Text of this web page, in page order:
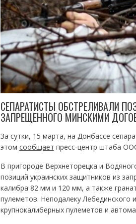
СЕПАРАТИСТЫ ОБСТРЕЛИВАЛИ
ЗАПРЕЩЕННОГО МИНСКИМИ
За сутки, 15 марта, на Донбассе
этом сообщает пресс-центр штаба
В пригороде Верхнеторецка и
позиций украинских защитников из
калибра 82 мм и 120 мм, а также
пулеметов. Неподалеку Лебединского
крупнокалиберных пулеметов и